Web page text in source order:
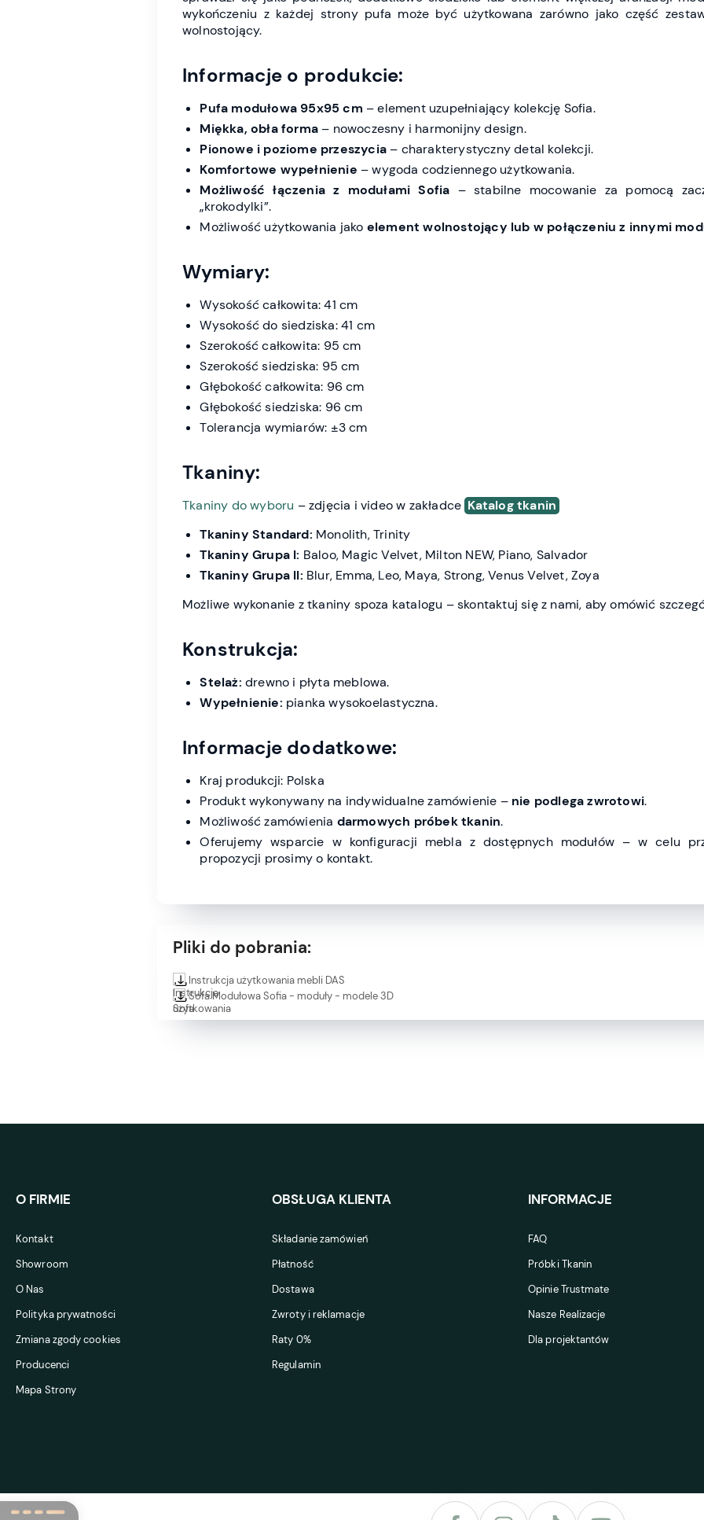
wykończeniu z każdej strony pufa może być użytkowana zarówno jako część
wolnostojący.
Informacje o produkcie:
Pufa modułowa 95x95 cm – element uzupełniający kolekcję Sofia.
Miękka, obła forma – nowoczesny i harmonijny design.
Pionowe i poziome przeszycia – charakterystyczny detal kolekcji.
Komfortowe wypełnienie – wygoda codziennego użytkowania.
Możliwość łączenia z modułami Sofia – stabilne mocowanie za pomocą
„krokodylki”.
Możliwość użytkowania jako element wolnostojący lub w połączeniu z innymi
Wymiary:
Wysokość całkowita: 41 cm
Wysokość do siedziska: 41 cm
Szerokość całkowita: 95 cm
Szerokość siedziska: 95 cm
Głębokość całkowita: 96 cm
Głębokość siedziska: 96 cm
Tolerancja wymiarów: ±3 cm
Tkaniny:
Tkaniny do wyboru – zdjęcia i video w zakładce Katalog tkanin
Tkaniny Standard: Monolith, Trinity
Tkaniny Grupa I: Baloo, Magic Velvet, Milton NEW, Piano, Salvador
Tkaniny Grupa II: Blur, Emma, Leo, Maya, Strong, Venus Velvet, Zoya
Możliwe wykonanie z tkaniny spoza katalogu – skontaktuj się z nami, aby omówić
Konstrukcja:
Stelaż: drewno i płyta meblowa.
Wypełnienie: pianka wysokoelastyczna.
Informacje dodatkowe:
Kraj produkcji: Polska
Produkt wykonywany na indywidualne zamówienie – nie podlega zwrotowi.
Możliwość zamówienia darmowych próbek tkanin.
Oferujemy wsparcie w konfiguracji mebla z dostępnych modułów – w celu
propozycji prosimy o kontakt.
Pliki do pobrania:
Instrukcja użytkowania mebli DAS
Sofa Modułowa Sofia - moduły - modele 3D
O FIRMIE
Kontakt
Showroom
O Nas
Polityka prywatności
Zmiana zgody cookies
Producenci
Mapa Strony
OBSŁUGA KLIENTA
Składanie zamówień
Płatność
Dostawa
Zwroty i reklamacje
Raty 0%
Regulamin
INFORMACJE
FAQ
Próbki Tkanin
Opinie Trustmate
Nasze Realizacje
Dla projektantów